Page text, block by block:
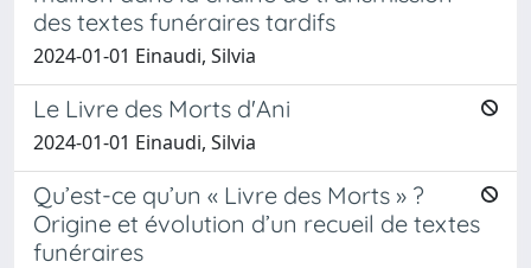
des textes funéraires tardifs
2024-01-01 Einaudi, Silvia
Le Livre des Morts d'Ani
2024-01-01 Einaudi, Silvia
Qu’est-ce qu’un « Livre des Morts » ?
Origine et évolution d’un recueil de textes
funéraires